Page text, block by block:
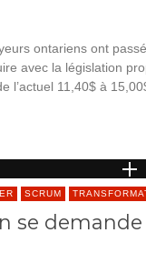
ontariens ont
avec la législation
l’actuel 11,40$ à
SCRUM
se